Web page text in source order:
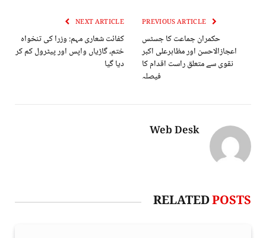
حکمران جماعت کا جسٹس
اعجازالاحسن اور مظاہرعلی اکبر
نقوی سے متعلق راست اقدام کا
فیصلہ
NEXT ARTICLE
کفائت شعاری مہم: وزرا کی تنخواہ
ختم، گاڑیاں واپس اور پیٹرول کم کر
دیا گیا
Web Desk
RELATEDPOSTS